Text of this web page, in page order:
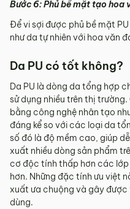
Bước 6: Phủ bề mặt tạo hoa
Để vi sợi được phủ bề mặt
như da tự nhiên với hoa văn
Da PU có tốt không?
Da PU là dòng da tổng hợp
sử dụng nhiều trên thị
bằng công nghệ nhân tạo
đáng kể so với các loại da
số đó là độ mềm cao, giúp
xuất nhiều dòng sản phẩm
cơ độc tính thấp hơn các
hơn. Những đặc tính ưu việt
xuất ưa chuộng và gây
dùng.